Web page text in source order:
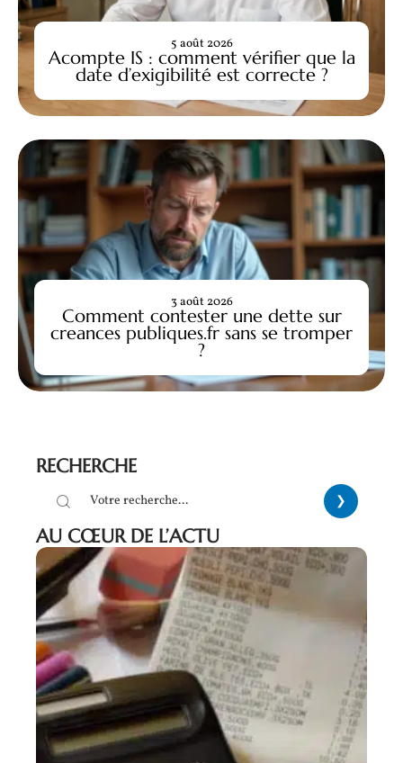
Acompte IS : comment vérifier que la
date d’exigibilité est correcte ?
5 août 2026
Comment contester une dette sur
creances publiques.fr sans se tromper
?
3 août 2026
RECHERCHE
AU CŒUR DE L’ACTU